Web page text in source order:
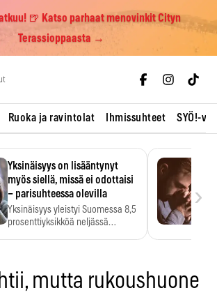
🍺 Katso parhaat menovinkit Cityn
Terassioppaasta →
Ruoka ja ravintolat Ihmissuhteet SYÖ!-
Yksinäisyys on lisääntynyt
myös siellä, missä ei odottaisi
– parisuhteessa olevilla
Yksinäisyys yleistyi Suomessa 8,5
prosenttiyksikköä neljässä
›
mutta rukoushuone